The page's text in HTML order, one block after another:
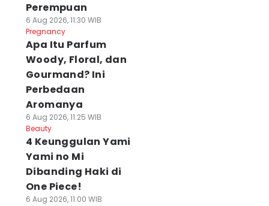
Perempuan
6 Aug 2026, 11:30 WIB
Pregnancy
Apa Itu Parfum
Woody, Floral, dan
Gourmand? Ini
Perbedaan
Aromanya
6 Aug 2026, 11:25 WIB
Beauty
4 Keunggulan Yami
Yami no Mi
Dibanding Haki di
One Piece!
6 Aug 2026, 11:00 WIB